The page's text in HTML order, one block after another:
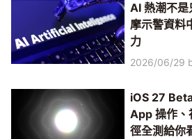
AI 熱潮不是
摩示警資料
力
2026/06/29
iOS 27
App 操作、
徑全測給你